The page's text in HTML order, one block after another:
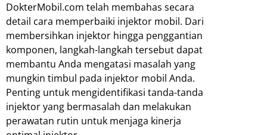
DokterMobil.com telah membahas secara
detail cara memperbaiki injektor mobil. Dari
membersihkan injektor hingga penggantian
komponen, langkah-langkah tersebut dapat
membantu Anda mengatasi masalah yang
mungkin timbul pada injektor mobil Anda.
Penting untuk mengidentifikasi tanda-tanda
injektor yang bermasalah dan melakukan
perawatan rutin untuk menjaga kinerja